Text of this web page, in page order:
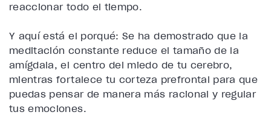
reaccionar todo el tiempo.
Y aquí está el porqué: Se ha demostrado que la
meditación constante reduce el tamaño de la
amígdala, el centro del miedo de tu cerebro,
mientras fortalece tu corteza prefrontal para que
puedas pensar de manera más racional y regular
tus emociones.